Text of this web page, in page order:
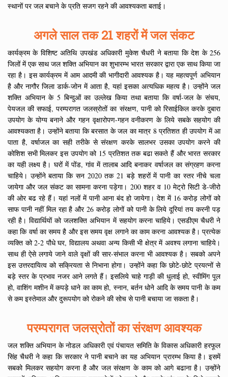
स्थानों पर जल बचाने के प्रति सजग रहने की आवश्यकता बताई।
अगले साल तक 21 शहरों में जल संकट
कार्यक्रम के विशिष्ट अतिथि उपखंड अधिकारी मुकेश चैधरी ने बताया कि देश के 256
जिलों में एक साथ जल शक्ति अभियान का शुभारम्भ भारत सरकार द्वारा एक साथ किया जा
रहा है। इस कार्यक्रम में आम आदमी की भागीदारी आवश्यक है। यह महत्वपूर्ण अभियान
है और नागौर जिला डार्क-जोन में आता है, यहां इसका अत्यधिक महत्व है। उन्होंने जल
शक्ति अभियान के 5 बिन्दुओं का उल्लेख किया तथा बताया कि वर्षा-जल के संचय,
पेयजल की सफाई, परम्परागत जलस्रोतों का संरक्षण, पानी को रिसाईकिल करके दुबारा
उपयोग के योग्य बनाने और गहन वृक्षारोपण-गहन वनीकरण के लिये सबके सहयोग की
आवश्यकता है। उन्होंने बताया कि बरसात के जल का मात्र 8 प्रतिशत ही उपयोग में आ
पाता है, वर्षाजल का सही तरीके से संरक्षण करके सालभर उसका उपयोग करने की
कोशिश सभी मिलकर इस उपयोग को 15 प्रतिशत तक बढा सकते हैं और भारत सरकार
का यही लक्ष्य है। घरों में पोंड, गांव में तालाब आदि बनाकर वर्षाजल का संग्रहण करना
चाहिये। उन्होंने बताया कि सन 2020 तक 21 बड़े शहरों में पानी का स्तर नीचे चला
जायेगा और जल संकट का सामना करना पड़ेगा। 200 शहर व 10 मेट्रो सिटी डे-जीरो
की ओर बढ रहे हैं। यहां नलों में पानी आना बंद हो जायेगा। देश में 16 करोड़ लोगों को
साफ पानी नहीं मिल रहा है और 26 करोड़ लोगों को पानी के लिये दूरियां तय करनी पड़
रही है। विद्यार्थियों को जलशक्ति अभियान में सहयोग करना चाहिये। एसडीएम चैधरी ने
कहा कि वर्षा का समय है और इस समय वृक्ष लगाने का काम करना आवश्यक है। प्रत्येक
व्यक्ति को 2-2 पौधे घर, विद्यालय अथवा अन्य किसी भी क्षेत्र में अवश्य लगाना चाहिये।
साथ ही ऐसे लगाये जाने वाले वृक्षों की सार-संभाल करना भी आवश्यक है। सबको अपने
इस उत्तरदायित्व को सक्रियता से निभाना होगा। उन्होंने कहा कि छोटे-छोटे प्रयत्नों से
बड़े स्तर के प्रभाव नजर आने लगते हैं। इसलिये चाहे गाड़ी की धुलाई हो, स्वीमिंग पूल
हो, वाशिंग मशीन में कपड़े धाने का काम हो, स्नान, बर्तन धोने आदि के समय पानी के कम
से कम इस्तेमाल और दुरूपयोग को रोकने की सोच से पानी बचाया जा सकता है।
परम्परागत जलस्रोतों का संरक्षण आवश्यक
जल शक्ति अभियान के नोडल अधिकारी एवं पंचायत समिति के विकास अधिकारी हरफूल
सिंह चैधरी ने कहा कि सरकार ने पानी बचाने का यह अभियान प्रारम्भ किया है। इसमें
सबको मिलकर सहयोग करना है और जल संरक्षण के काम को आगे बढाना है। उन्होंने